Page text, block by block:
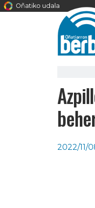
Oñatiko udala
2022/11/